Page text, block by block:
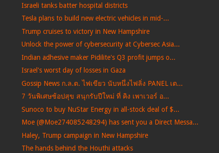
Israeli tanks batter hospital districts
Tesla plans to build new electric vehicles in mid-...
Trump cruises to victory in New Hampshire
Unlock the power of cybersecurity at Cybersec Asia...
Indian adhesive maker Pidilite's Q3 profit jumps o...
Israel's worst day of losses in Gaza
Gossip News ก.ล.ต. ไฟเขียว นับหนึ่งไฟลิ่ง PANEL เต...
7 วันพิเศษช้อปสุข สนุกรับปีใหม่ ที่ คิง เพาเวอร์ อ...
Sunoco to buy NuStar Energy in all-stock deal of $...
Moe (@Moe274085248294) has sent you a Direct Messa...
Haley, Trump campaign in New Hampshire
The hands behind the Houthi attacks